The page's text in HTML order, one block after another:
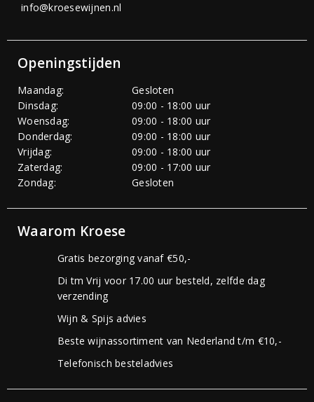
info@kroesewijnen.nl
Openingstijden
Maandag:
Gesloten
Dinsdag:
09:00 - 18:00 uur
Woensdag:
09:00 - 18:00 uur
Donderdag:
09:00 - 18:00 uur
Vrijdag:
09:00 - 18:00 uur
Zaterdag:
09:00 - 17:00 uur
Zondag:
Gesloten
Waarom Kroese
Gratis bezorging vanaf €50,-
Di tm Vrij voor 17.00 uur besteld, zelfde dag
verzending
Wijn & Spijs advies
Beste wijnassortiment van Nederland t/m €10,-
Telefonisch besteladvies